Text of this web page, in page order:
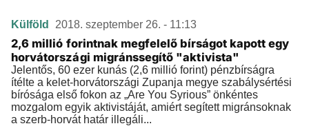
Külföld 2018. szeptember 26. - 11:13
2,6 millió forintnak megfelelő bírságot kapott egy
horvátországi migránssegítő "aktivista"
Jelentős, 60 ezer kunás (2,6 millió forint) pénzbírságra
ítélte a kelet-horvátországi Zupanja megye szabálysértési
bírósága első fokon az „Are You Syrious” önkéntes
mozgalom egyik aktivistáját, amiért segített migránsoknak
a szerb-horvát határ illegáli...